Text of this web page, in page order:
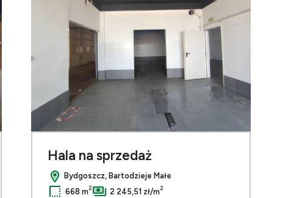
Hala na sprzedaż
Bydgoszcz, Bartodzieje Małe
668 m2 2 245,51 zł/m2